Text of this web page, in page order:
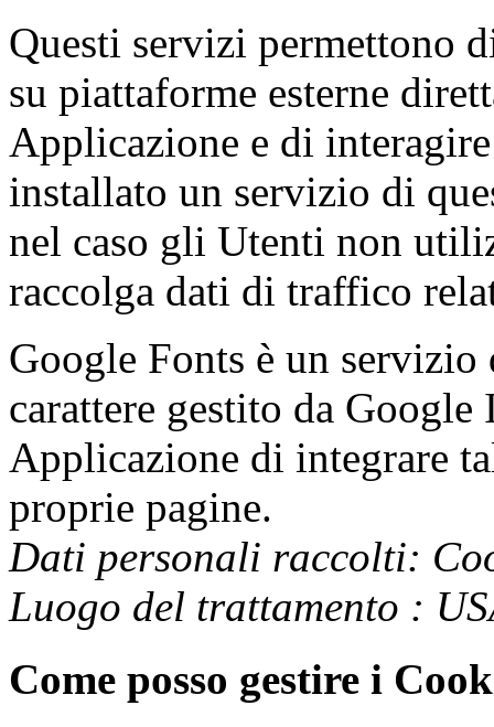
Questi servizi permettono
su piattaforme esterne
Applicazione e di
installato un servizio di
nel caso gli Utenti non
raccolga dati di traffico
Google Fonts è un
carattere gestito da Google
Applicazione di integrare
proprie pagine.
Dati personali raccolti:
Luogo del trattamento :
Come posso gestire i